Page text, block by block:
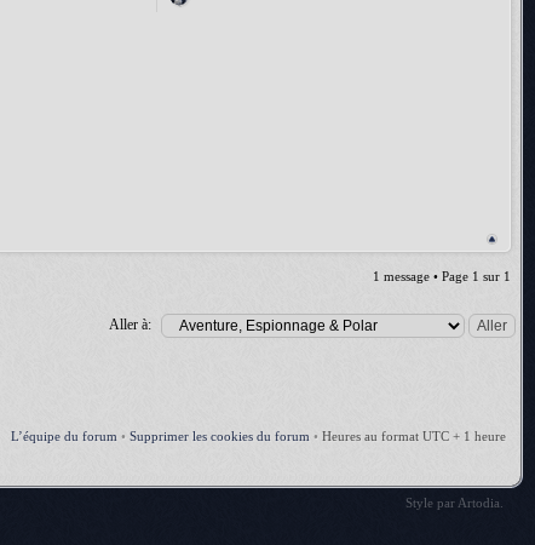
1 message • Page 1 sur 1
Aller à:
L’équipe du forum • Supprimer les cookies du forum • Heures au format UTC + 1 heure
Style par Artodia